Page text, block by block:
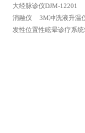
大经脉诊仪DJM-12201
消融仪
3M冲洗液升温
发性位置性眩晕诊疗系统